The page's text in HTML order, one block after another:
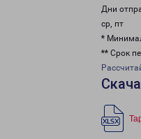
Дни
ср, пт
*
** Срок